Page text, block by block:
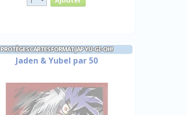
PROTÈGES CARTES FORMAT JAP YU-GI-OH!
Jaden & Yubel par 50